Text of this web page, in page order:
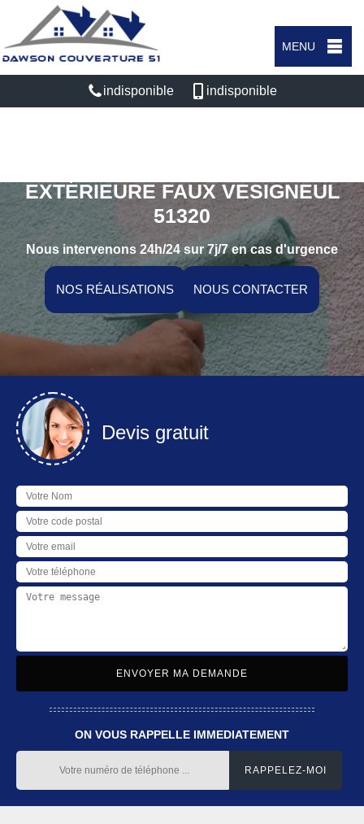
MENU
indisponible indisponible
EXTÉRIEURE FAUX VESIGNEUL
51320
Nous intervenons 24h/24 sur 7j/7 en cas d'urgence
NOS RÉALISATIONS NOUS CONTACTER
Devis gratuit
ON VOUS RAPPELLE IMMEDIATEMENT